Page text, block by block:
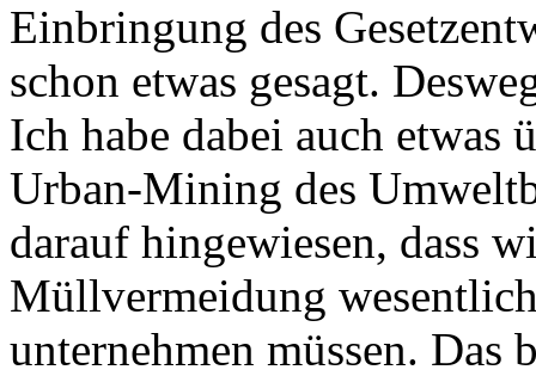
Einbringung des
schon etwas gesagt.
Ich habe dabei auch etwas
Urban-Mining des
darauf hingewiesen, dass
Müllvermeidung
unternehmen müssen. Das